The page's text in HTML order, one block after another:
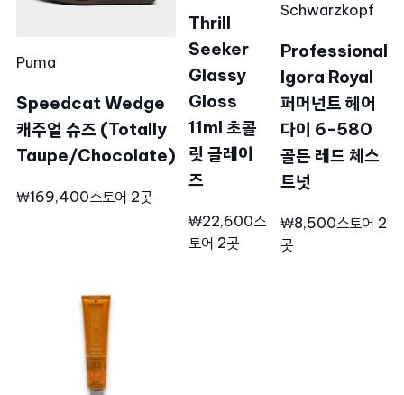
Puma
Speedcat Wedge
캐주얼 슈즈 (Totally
Taupe/Chocolate)
₩169,400스토어 2곳
Thrill
Seeker
Glassy
Gloss
11ml 초콜
릿 글레이
즈
₩22,600스
토어 2곳
Schwarzkopf
Professional
Igora Royal
퍼머넌트 헤어
다이 6-580
골든 레드 체스
트넛
₩8,500스토어 2
곳